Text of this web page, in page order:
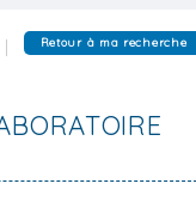
Retour à ma recherche